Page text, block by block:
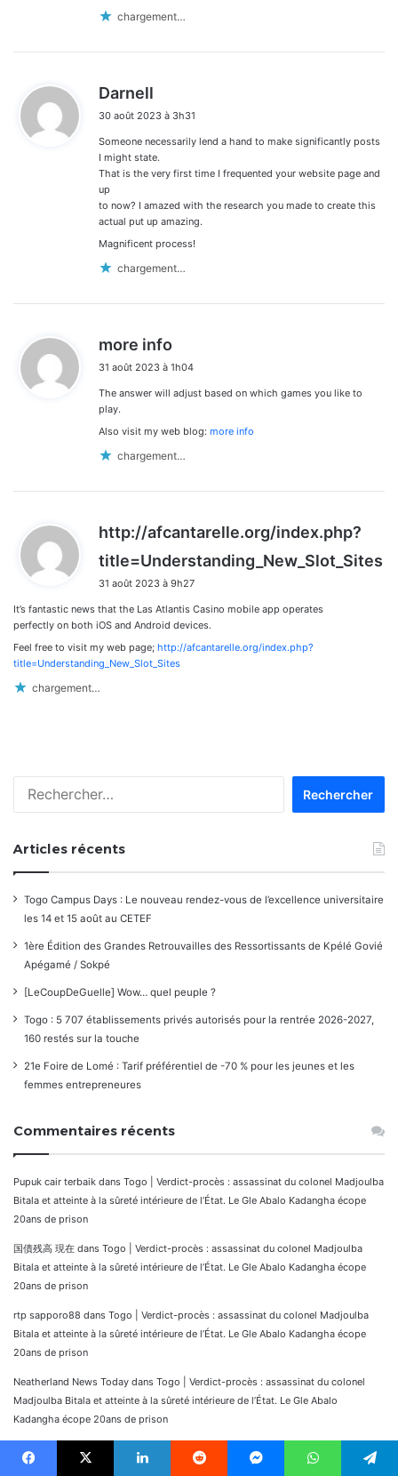
chargement…
Darnell
t
:
30 août 2023 à 3h31
Someone necessarily lend a hand to make significantly posts
I might state.
That is the very first time I frequented your website page and
up
to now? I amazed with the research you made to create this
actual put up amazing.
Magnificent process!
chargement…
more info
t
31 août 2023 à 1h04
The answer will adjust based on which games you like to
play.
Also visit my web blog: more info
chargement…
http://afcantarelle.org/index.php?
title=Understanding_New_Slot_Sites
31 août 2023 à 9h27
It’s fantastic news that the Las Atlantis Casino mobile app operates
perfectly on both iOS and Android devices.
Feel free to visit my web page; http://afcantarelle.org/index.php?
title=Understanding_New_Slot_Sites
chargement…
Articles récents
Togo Campus Days : Le nouveau rendez-vous de l’excellence universitaire
les 14 et 15 août au CETEF
1ère Édition des Grandes Retrouvailles des Ressortissants de Kpélé Govié
Apégamé / Sokpé
[LeCoupDeGuelle] Wow… quel peuple ?
Togo : 5 707 établissements privés autorisés pour la rentrée 2026-2027,
160 restés sur la touche
21e Foire de Lomé : Tarif préférentiel de -70 % pour les jeunes et les
femmes entrepreneures
Commentaires récents
Pupuk cair terbaik dans Togo | Verdict-procès : assassinat du colonel Madjoulba
Bitala et atteinte à la sûreté intérieure de l’État. Le Gle Abalo Kadangha écope
20ans de prison
国債残高 現在 dans Togo | Verdict-procès : assassinat du colonel Madjoulba
Bitala et atteinte à la sûreté intérieure de l’État. Le Gle Abalo Kadangha écope
20ans de prison
rtp sapporo88 dans Togo | Verdict-procès : assassinat du colonel Madjoulba
Bitala et atteinte à la sûreté intérieure de l’État. Le Gle Abalo Kadangha écope
20ans de prison
Neatherland News Today dans Togo | Verdict-procès : assassinat du colonel
Madjoulba Bitala et atteinte à la sûreté intérieure de l’État. Le Gle Abalo
Kadangha écope 20ans de prison
Cami Halısı Transdinyester
CÔTE D’IVOIRE : Guillaume SORO annonce sa
candidature pour les élections présidentielles prochaines. Voici ce qu’il écrit aux